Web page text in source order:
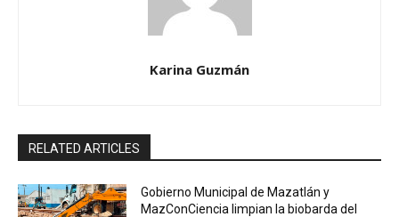
Karina Guzmán
RELATED ARTICLES
Gobierno Municipal de Mazatlán y
MazConCiencia limpian la biobarda del